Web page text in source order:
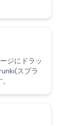
ジにドラッ
スプラ